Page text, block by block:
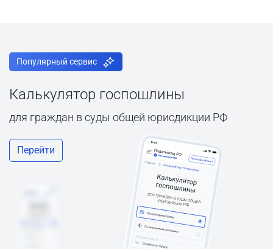
Популярный сервис
Калькулятор госпошлины
для граждан в суды общей юрисдикции РФ
Перейти